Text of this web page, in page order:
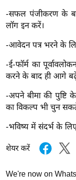
ज
ग
त
ली
वु
ड
हॉ
ली
ड
ल्म
-सफल पंजीकरण के
लॉग इन करें।
-आवेदन पत्र भरने के
-ई-फॉर्म का
करने के बाद ही आगे
-अपने बीमा की
का विकल्प भी चुन
-भविष्य में संदर्भ के
शेयर करें
We're now on